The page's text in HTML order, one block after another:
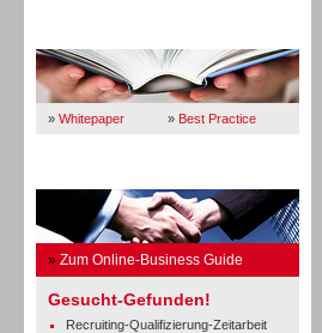
» Whitepaper » Best Practice
» Zum Online-Business Guide
Gesucht-Gefunden!
Recruiting-Qualifizierung-Zeitarbeit